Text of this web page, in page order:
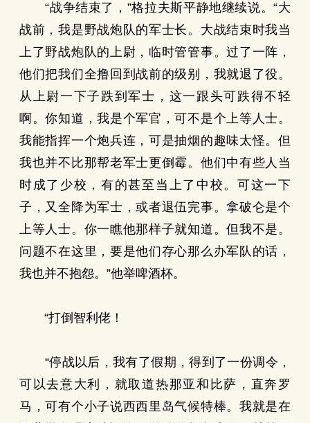
“战争结束了，”格拉夫斯平静地继续说。“大
战前，我是野战炮队的军士长。大战结束时我当
上了野战炮队的上尉，临时管管事。过了一阵，
他们把我们全撸回到战前的级别，我就退了役。
从上尉一下子跌到军士，这一跟头可跌得不轻
啊。你知道，我是个军官，可不是个上等人士。
我能指挥一个炮兵连，可是抽烟的趣味太怪。但
我也并不比那帮老军士更倒霉。他们中有些人当
时成了少校，有的甚至当上了中校。可这一下
子，又全降为军士，或者退伍完事。拿破仑是个
上等人士。你一瞧他那样子就知道。但我不是。
问题不在这里，要是他们存心那么办军队的话，
我也并不抱怨。”他举啤酒杯。
“打倒智利佬！
“停战以后，我有了假期，得到了一份调令，
可以去意大利，就取道热那亚和比萨，直奔罗
马，可有个小子说西西里岛气候特棒。我就是在